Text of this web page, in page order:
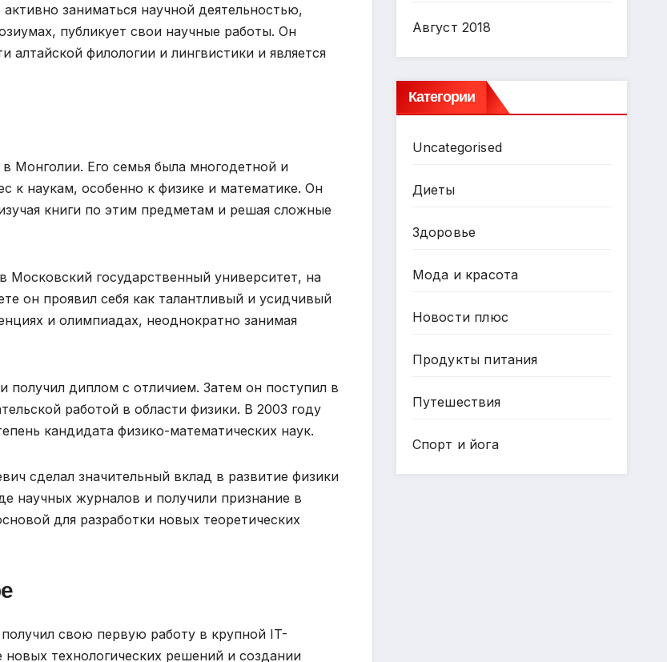
заниматься научной деятельностью,
публикует свои научные работы. Он
филологии и лингвистики и является
Монголии. Его семья была многодетной и
к наукам, особенно к физике и математике. Он
книги по этим предметам и решая сложные
государственный университет, на
он проявил себя как талантливый и усидчивый
и олимпиадах, неоднократно занимая
получил диплом с отличием. Затем он поступил в
работой в области физики. В 2003 году
кандидата физико-математических наук.
сделал значительный вклад в развитие физики
научных журналов и получили признание в
для разработки новых теоретических
свою первую работу в крупной IT-
технологических решений и создании
Август 2018
Категории
Uncategorised
Диеты
Здоровье
Мода и красота
Новости плюс
Продукты питания
Путешествия
Спорт и йога